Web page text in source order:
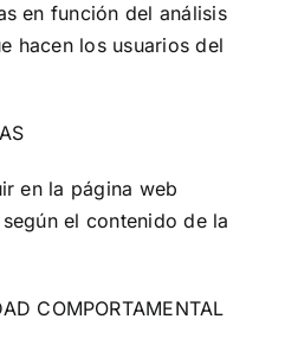
en función del análisis
hacen los usuarios del
en la página web
el contenido de la
COMPORTAMENTAL